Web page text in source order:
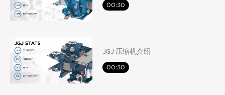
00:30
JGJ 压缩机介绍
00:30